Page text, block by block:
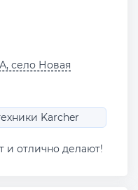
село Новая
Karcher
и отлично делают!